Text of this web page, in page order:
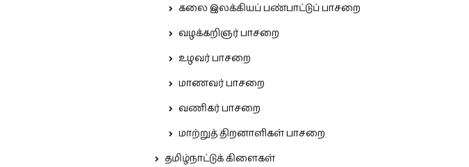
கலை இலக்கியப் பண்பாட்டுப் பாசறை
வழக்கறிஞர் பாசறை
உழவர் பாசறை
மாணவர் பாசறை
வணிகர் பாசறை
மாற்றுத் திறனாளிகள் பாசறை
தமிழ்நாட்டுக் கிளைகள்